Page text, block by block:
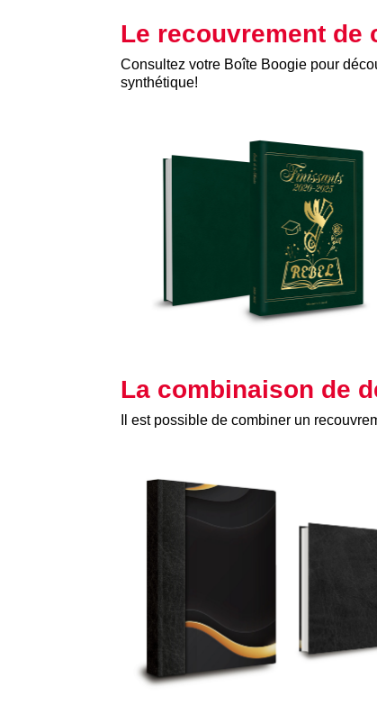
Le recouvrement de
Consultez votre Boîte Boogie pour
synthétique!
La combinaison de
Il est possible de combiner un